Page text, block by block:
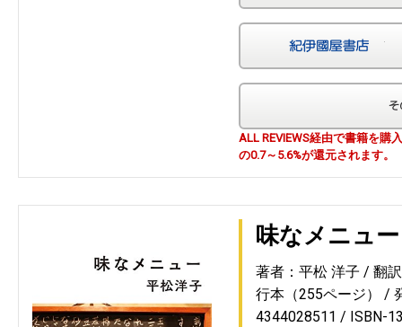
ALL REVIEWS経由で書籍を購
の0.7～5.6%が還元されます。
味なメニュー
著者：平松 洋子
翻
行本（255ページ）
4344028511
ISBN-